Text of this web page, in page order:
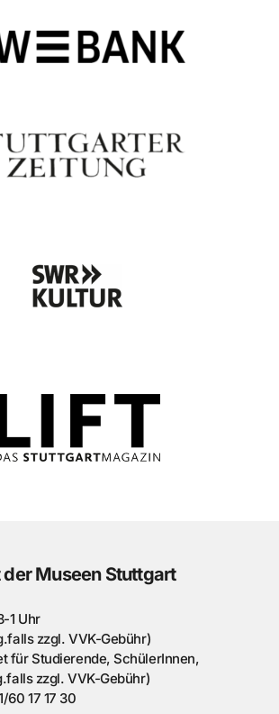
der Museen Stuttgart
1 Uhr
zzgl. VVK-Gebühr)
für Studierende, SchülerInnen,
zzgl. VVK-Gebühr)
60 17 17 30